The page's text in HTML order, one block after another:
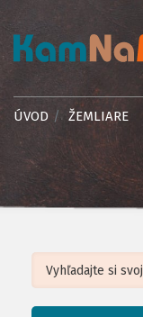
ÚVOD ŽEMLIARE
Leaflet| ©